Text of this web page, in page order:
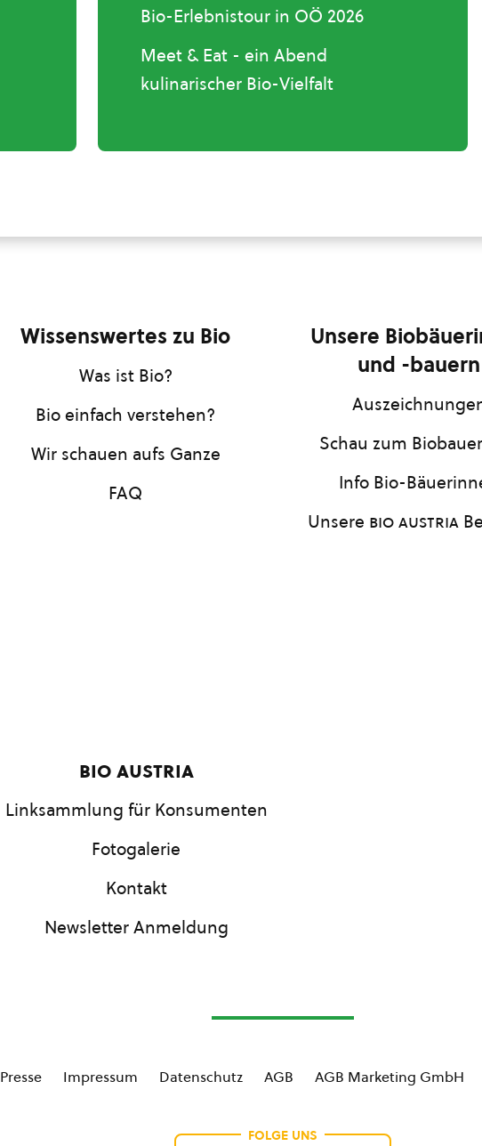
Bio-Erlebnistour in OÖ 2026
Meet & Eat - ein Abend
kulinarischer Bio-Vielfalt
Wissenswertes zu Bio
Was ist Bio?
Bio einfach verstehen?
Wir schauen aufs Ganze
FAQ
Unsere
und -bauern
Schau zum
Info Bio-
Unsere bio austria
bio austria
Linksammlung für Konsumenten
Fotogalerie
Kontakt
Newsletter Anmeldung
Presse Impressum Datenschutz AGB AGB Marketing GmbH
FOLGE UNS